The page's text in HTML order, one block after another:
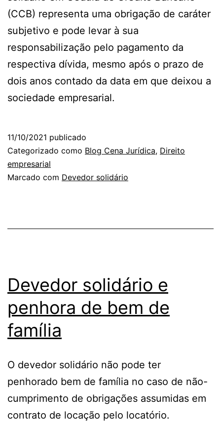
(CCB) representa uma obrigação de caráter
subjetivo e pode levar à sua
responsabilização pelo pagamento da
respectiva dívida, mesmo após o prazo de
dois anos contado da data em que deixou a
sociedade empresarial.
11/10/2021 publicado
Categorizado como Blog Cena Jurídica, Direito
empresarial
Marcado com Devedor solidário
Devedor solidário e
penhora de bem de
família
O devedor solidário não pode ter
penhorado bem de família no caso de não-
cumprimento de obrigações assumidas em
contrato de locação pelo locatório.